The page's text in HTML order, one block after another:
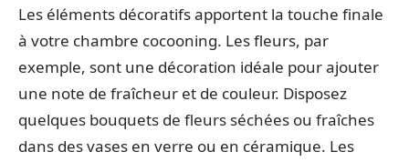
Les éléments décoratifs apportent la touche finale
à votre chambre cocooning. Les fleurs, par
exemple, sont une décoration idéale pour ajouter
une note de fraîcheur et de couleur. Disposez
quelques bouquets de fleurs séchées ou fraîches
dans des vases en verre ou en céramique. Les